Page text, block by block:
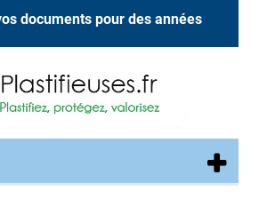
documents pour des années